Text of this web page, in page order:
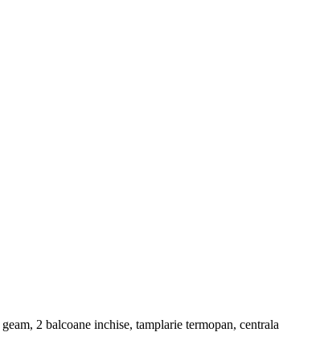
2 balcoane inchise, tamplarie termopan, centrala